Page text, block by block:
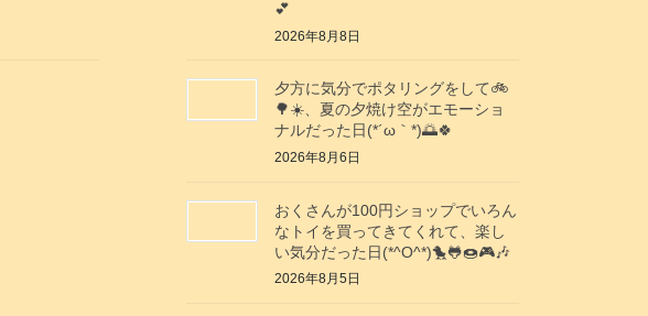
💕
2026年8月8日
夕方に気分でポタリングをして🚲️
🌳☀️、夏の夕焼け空がエモーショ
ナルだった日(⁠*⁠´⁠ω⁠｀⁠*⁠)🌅🍀
2026年8月6日
おくさんが100円ショップでいろん
なトイを買ってきてくれて、楽し
い気分だった日(*^O^*)🐤🐸🍩🎮️🎶
2026年8月5日